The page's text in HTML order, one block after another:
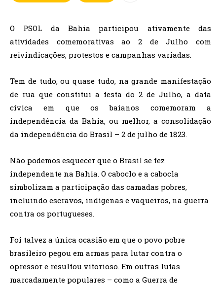
O PSOL da Bahia participou ativamente das
atividades comemorativas ao 2 de Julho com
reivindicações, protestos e campanhas variadas.
Tem de tudo, ou quase tudo, na grande manifestação
de rua que constitui a festa do 2 de Julho, a data
cívica em que os baianos comemoram a
independência da Bahia, ou melhor, a consolidação
da independência do Brasil – 2 de julho de 1823.
Não podemos esquecer que o Brasil se fez
independente na Bahia. O caboclo e a cabocla
simbolizam a participação das camadas pobres,
incluindo escravos, indígenas e vaqueiros, na guerra
contra os portugueses.
Foi talvez a única ocasião em que o povo pobre
brasileiro pegou em armas para lutar contra o
opressor e resultou vitorioso. Em outras lutas
marcadamente populares – como a Guerra de